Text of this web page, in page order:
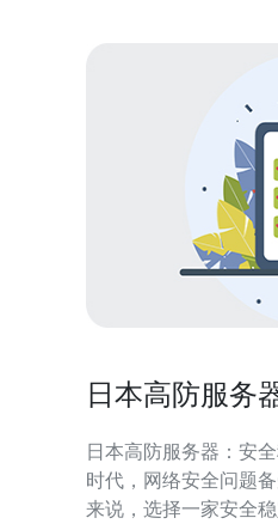
日本高防服务
日本高防服务器：安全稳定，
时代，网络安全问题
来说，选择一家安全